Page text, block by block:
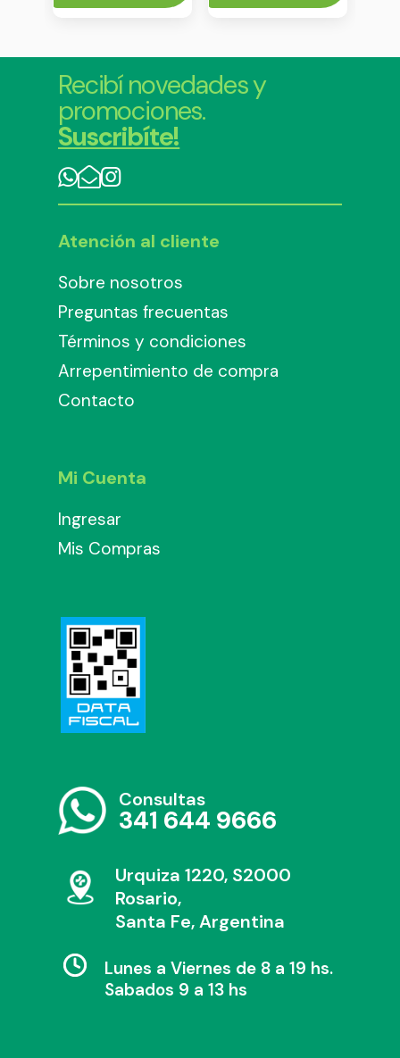
Recibí novedades y
promociones.
Suscribíte!
Atención al cliente
Sobre nosotros
Preguntas frecuentas
Términos y condiciones
Arrepentimiento de compra
Contacto
Mi Cuenta
Ingresar
Mis Compras
Consultas
341 644 9666
Urquiza 1220, S2000
Rosario,
Santa Fe, Argentina
Lunes a Viernes de 8 a 19 hs.
Sabados 9 a 13 hs